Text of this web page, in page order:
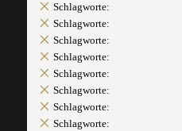
Schlagworte:
Schlagworte:
Schlagworte:
Schlagworte:
Schlagworte:
Schlagworte:
Schlagworte:
Schlagworte: